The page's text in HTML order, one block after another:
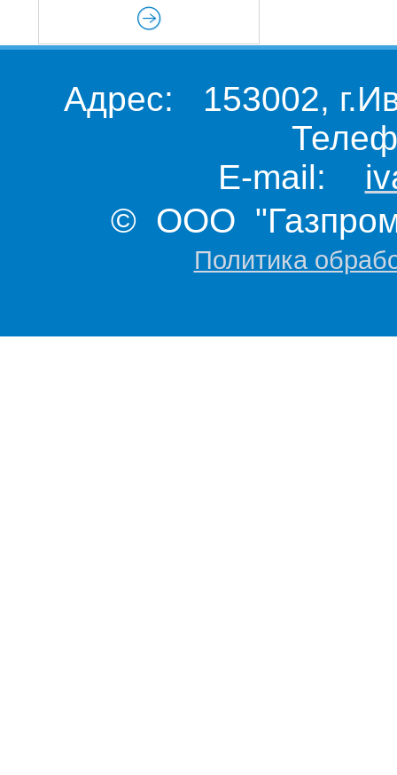
Адрес: 153002,
E-mail:
© ООО "Газпром
Политика